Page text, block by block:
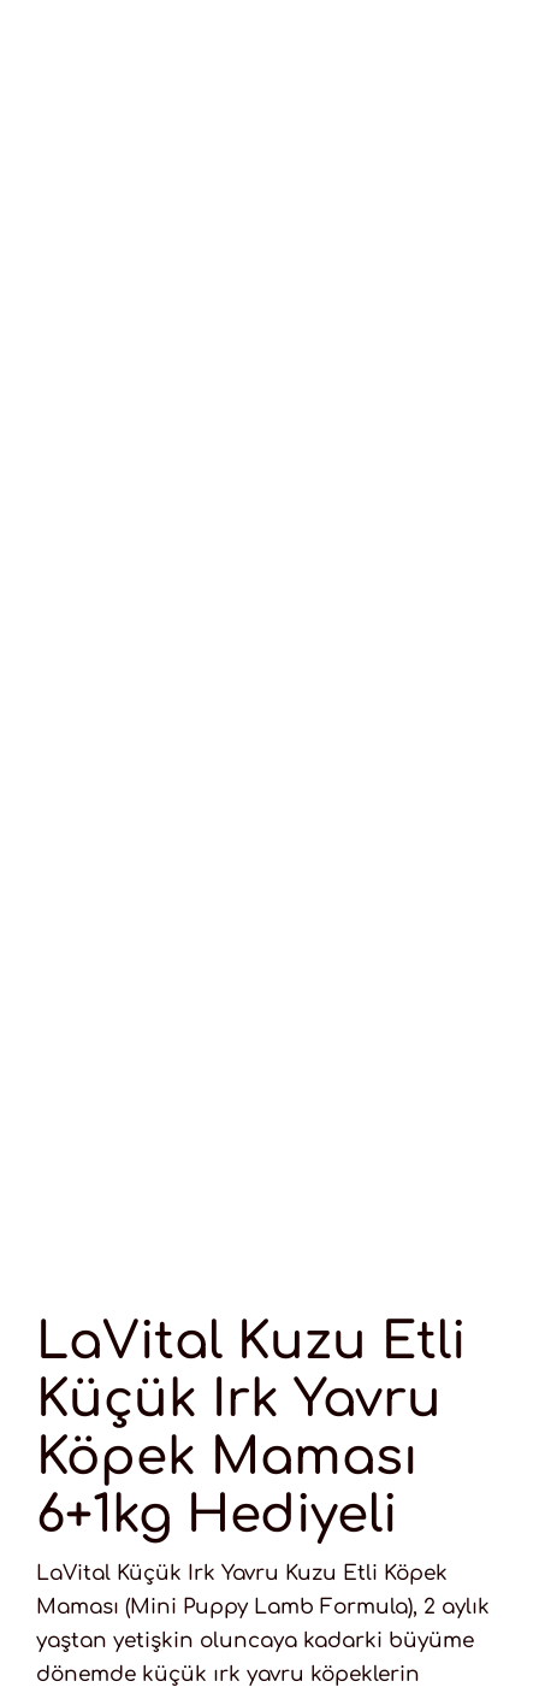
LaVital Kuzu Etli
Küçük Irk Yavru
Köpek Maması
6+1kg Hediyeli
LaVital Küçük Irk Yavru Kuzu Etli Köpek
Maması (Mini Puppy Lamb Formula), 2 aylık
yaştan yetişkin oluncaya kadarki büyüme
dönemde küçük ırk yavru köpeklerin